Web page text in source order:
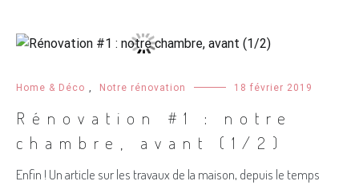
Home & Déco , Notre rénovation 18 février 2019
Rénovation #1 : notre
chambre, avant (1/2)
Enfin ! Un article sur les travaux de la maison, depuis le temps